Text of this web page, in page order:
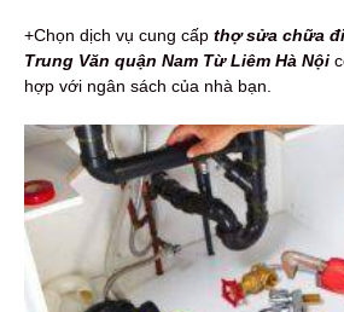
+Chọn dịch vụ cung cấp thợ sửa chữa
Trung Văn quận Nam Từ Liêm Hà Nội
hợp với ngân sách của nhà bạn.